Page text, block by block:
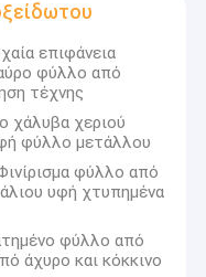
νερού
επιφάνεια
φύλλο από
τέχνης
χάλυβα χεριού
φύλλο μετάλλου
φύλλο από
υφή χτυπημένα
φύλλο από
άχυρο και κόκκινο
Ltd.
Co.Ltd
Co.Ltd
Co.Ltd.
Liyuan Metal Trading